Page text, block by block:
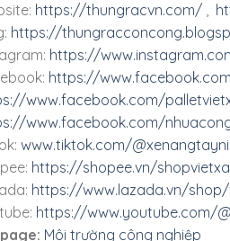
https://thungracvn.com/,
https://
https://
https://
www.facebook.com/
www.facebook.com/
www.tiktok.com/
https://shopee.vn/
https://www.lazada.vn/
https://www.youtube.com/
Môi trường công nghiệp